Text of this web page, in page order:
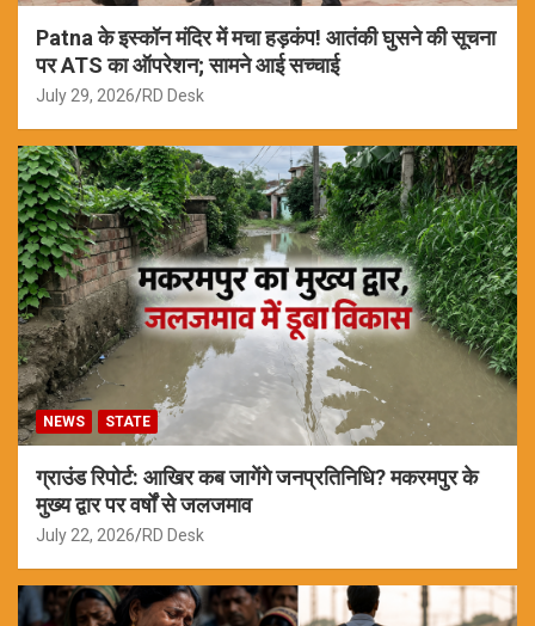
Patna के इस्कॉन मंदिर में मचा हड़कंप! आतंकी घुसने की सूचना
पर ATS का ऑपरेशन; सामने आई सच्चाई
July 29, 2026 RD Desk
NEWS STATE
ग्राउंड रिपोर्ट: आखिर कब जागेंगे जनप्रतिनिधि? मकरमपुर के
मुख्य द्वार पर वर्षों से जलजमाव
July 22, 2026 RD Desk